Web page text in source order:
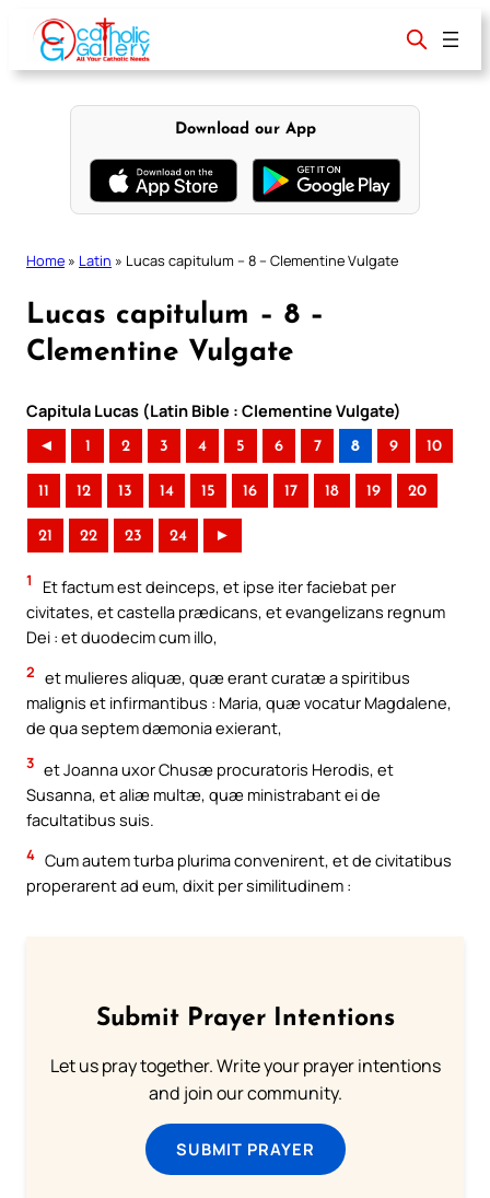
content
Download our App
Home » Latin » Lucas capitulum – 8 – Clementine Vulgate
Lucas capitulum – 8 –
Clementine Vulgate
Capitula Lucas (Latin Bible : Clementine Vulgate)
◄ 1 2 3 4 5 6 7 8 9 10
11 12 13 14 15 16 17 18 19 20
21 22 23 24 ►
1
Et factum est deinceps, et ipse iter faciebat per
civitates, et castella prædicans, et evangelizans regnum
Dei : et duodecim cum illo,
2 et mulieres aliquæ, quæ erant curatæ a spiritibus
malignis et infirmantibus : Maria, quæ vocatur Magdalene,
de qua septem dæmonia exierant,
3 et Joanna uxor Chusæ procuratoris Herodis, et
Susanna, et aliæ multæ, quæ ministrabant ei de
facultatibus suis.
4 Cum autem turba plurima convenirent, et de civitatibus
properarent ad eum, dixit per similitudinem :
Submit Prayer Intentions
Let us pray together. Write your prayer intentions
and join our community.
SUBMIT PRAYER